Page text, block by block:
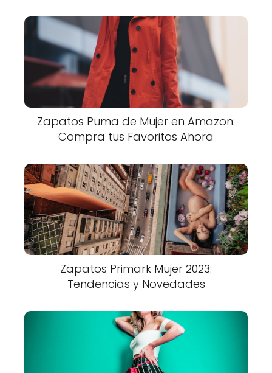
Zapatos Puma de Mujer en Amazon:
Compra tus Favoritos Ahora
Zapatos Primark Mujer 2023:
Tendencias y Novedades